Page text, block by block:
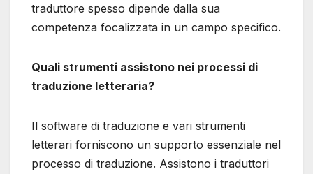
traduttore spesso dipende dalla sua
competenza focalizzata in un campo specifico.
Quali strumenti assistono nei processi di
traduzione letteraria?
Il software di traduzione e vari strumenti
letterari forniscono un supporto essenziale nel
processo di traduzione. Assistono i traduttori